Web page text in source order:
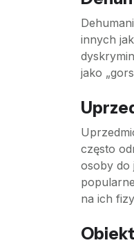
innych
jako
często
osoby do
na ich